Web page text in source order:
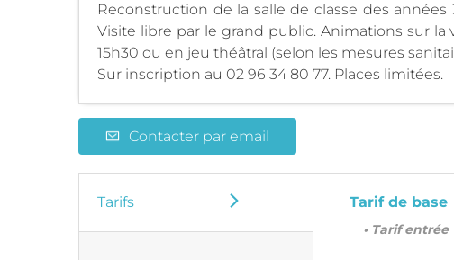
Reconstruction de la salle de classe des
Visite libre par le grand public. Animations sur
15h30 ou en jeu théâtral (selon les mesures
Sur inscription au 02 96 34 80 77. Places limitées.
Contacter par email
Tarifs Tarif de base
• Tarif entrée